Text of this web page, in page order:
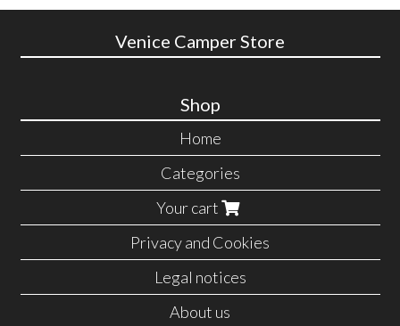
Venice Camper Store
Shop
Home
Categories
Your cart
Privacy and Cookies
Legal notices
About us